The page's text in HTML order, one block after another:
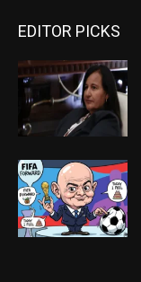
EDITOR PICKS